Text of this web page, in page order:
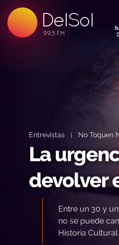
DelSol
99.5 FM
Entrevistas| No Toquen
La
devolver
Entre un 30 y
no se puede
Historia Cultural